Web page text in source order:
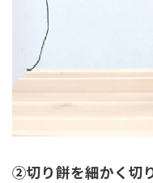
②切り餅を細かく切